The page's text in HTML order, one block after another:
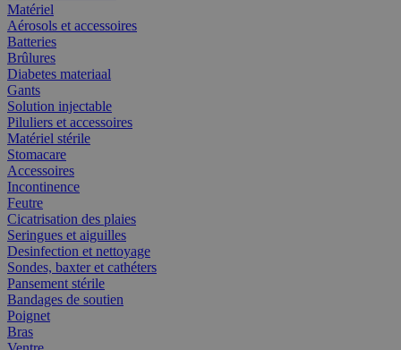
Matériel
Aérosols et accessoires
Batteries
Brûlures
Diabetes materiaal
Gants
Solution injectable
Piluliers et accessoires
Matériel stérile
Stomacare
Accessoires
Incontinence
Feutre
Cicatrisation des plaies
Seringues et aiguilles
Desinfection et nettoyage
Sondes, baxter et cathéters
Pansement stérile
Bandages de soutien
Poignet
Bras